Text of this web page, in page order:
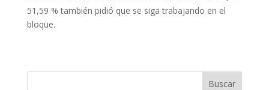
51,59 % también pidió que se siga trabajando en el
bloque.
Buscar